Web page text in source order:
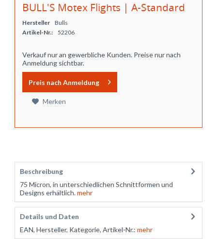
BULL'S Motex Flights | A-Standard
Hersteller
Bulls
Artikel-Nr.:
52206
Verkauf nur an gewerbliche Kunden. Preise nur nach
Anmeldung sichtbar.
Preis nach Anmeldung
Merken
Beschreibung
75 Micron, in unterschiedlichen Schnittformen und
Designs erhältlich.mehr
Details und Daten
EAN, Hersteller, Kategorie, Artikel-Nr.: mehr